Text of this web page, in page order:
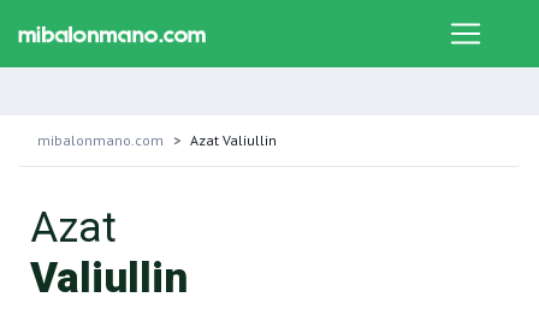
mibalonmano.com Azat Valiullin
Azat
Valiullin